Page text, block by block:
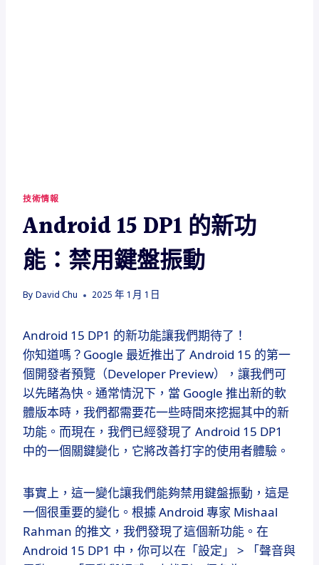
技術情報
Android 15 DP1 的新功
能：禁用鍵盤振動
By David Chu 2025 年 1 月 1 日
Android 15 DP1 的新功能讓我們期待了！
你知道嗎？Google 最近推出了 Android 15 的第一
個開發者預覽（Developer Preview），讓我們可
以先睹為快。通常情況下，當 Google 推出新的軟
體版本時，我們都需要花一些時間來挖掘其中的新
功能。而現在，我們已經發現了 Android 15 DP1
中的一個關鍵變化，它將改善打字的使用者體驗。
事實上，這一變化讓我們能夠禁用鍵盤振動，這是
一個很重要的變化。根據 Android 專家 Mishaal
Rahman 的推文，我們發現了這個新功能。在
Android 15 DP1 中，你可以在「設定」 > 「聲音與